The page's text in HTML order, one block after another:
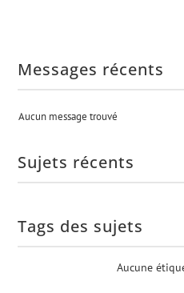
Messages récents
Aucun message trouvé
Sujets récents
Tags des sujets
Aucune